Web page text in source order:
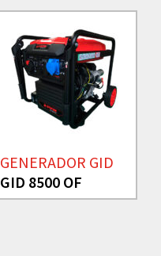
GENERADOR GID
GID 8500 OF